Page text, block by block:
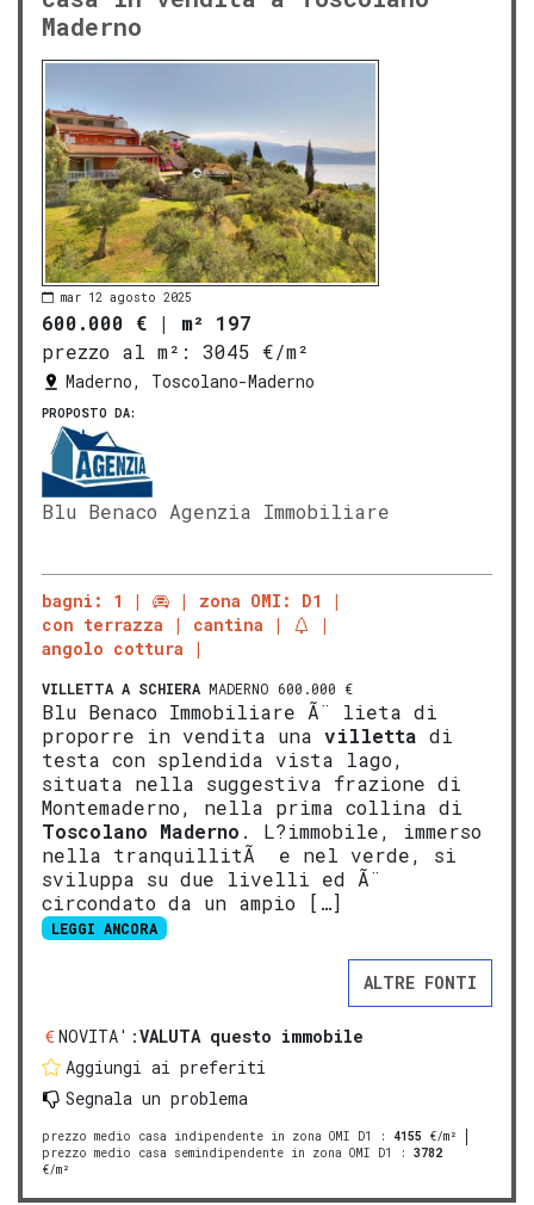
Maderno
mar 12 agosto 2025
600.000 € | m² 197
prezzo al m²:
3045 €/m²
Maderno, Toscolano-Maderno
PROPOSTO DA:
Blu Benaco Agenzia Immobiliare
bagni: 1
zona OMI: D1
con terrazza
cantina
angolo cottura
VILLETTA A SCHIERA MADERNO 600.000 €
Blu Benaco Immobiliare Ã¨ lieta di
proporre in vendita una villetta di
testa con splendida vista lago,
situata nella suggestiva frazione di
Montemaderno, nella prima collina di
Toscolano Maderno . L?immobile, immerso
nella tranquillitÃ e nel verde, si
sviluppa su due livelli ed Ã¨
circondato da un ampio […]
LEGGI ANCORA
ALTRE FONTI
NOVITA':VALUTA questo immobile
Aggiungi ai preferiti
Segnala un problema
prezzo medio casa indipendente in zona OMI D1 : 4155 €/m²
prezzo medio casa semindipendente in zona OMI D1
: 3782
€/m²